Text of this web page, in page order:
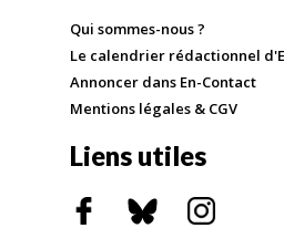
Qui sommes-nous ?
Le calendrier rédactionnel
Annoncer dans En-Contact
Mentions légales & CGV
Liens utiles